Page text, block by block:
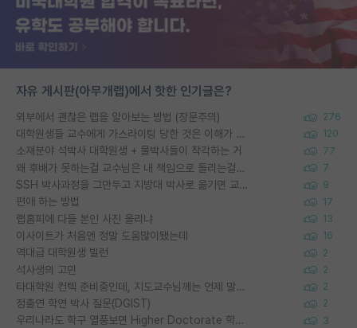
자유 게시판(아무개랩)에서 핫한 인기글은?
외부에서 괜찮은 랩을 알아보는 방법 (장문주의) 276
대학원생들 교수에게 가스라이팅 당한 것은 이해가 갑니다. 안타깝네요. 120
소재분야 석박사 대학원생 + 물박사들이 착각하는 거 77
왜 후배가 못하는걸 교수님은 내 책임으로 돌리는걸까요? 7
SSH 박사과정을 그만두고 지방대 박사로 옮기면 교수의 꿈은 끝일까요? 9
편애 하는 방법 17
랩홈피에 다들 본인 사진 올리냐 13
이사이트가 처음엔 정말 도움많이됐는데 16
역대급 대학원생 빌런 2
석사생의 고민 2
타대학원 컨텍 준비중인데, 지도교수님께는 언제 말씀드려야 할까요? 2
정출연 학연 박사 질문(DGIST) 2
우리나라도 학구 열풍보면 Higher Doctorate 학위가 필요하다고 봅니다. 3